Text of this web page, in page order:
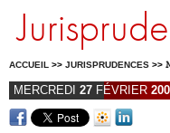
ACCUEIL >> JURISPRUDENCES >>
MERCREDI 27 FÉVRIER